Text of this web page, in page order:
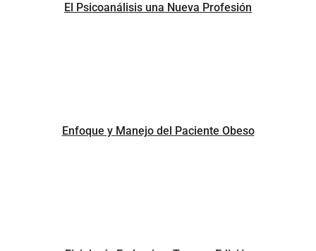
El Psicoanálisis una Nueva Profesión
Enfoque y Manejo del Paciente Obeso